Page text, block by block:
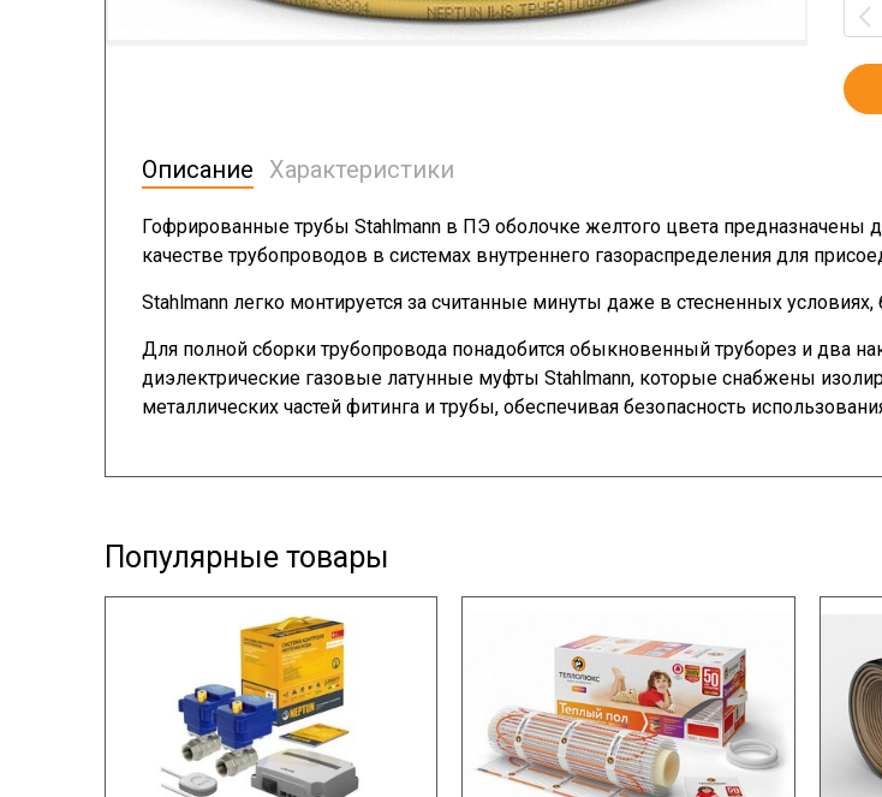
Описание Характеристики
Гофрированные трубы Stahlmann в ПЭ оболочке желтого цвета предназначены
качестве трубопроводов в системах внутреннего газораспределения для
Stahlmann легко монтируется за считанные минуты даже в стесненных условиях,
Для полной сборки трубопровода понадобится обыкновенный труборез и два
диэлектрические газовые латунные муфты Stahlmann, которые снабжены
металлических частей фитинга и трубы, обеспечивая безопасность
Популярные товары